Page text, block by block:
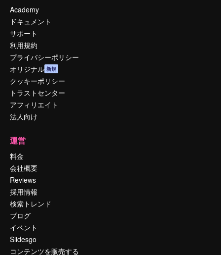
Academy
ドキュメント
サポート
利用規約
プライバシーポリシー
オリジナル 新規
クッキーポリシー
トラストセンター
アフィリエイト
法人向け
運営
料金
会社概要
Reviews
採用情報
検索トレンド
ブログ
イベント
Slidesgo
コンテンツを販売する